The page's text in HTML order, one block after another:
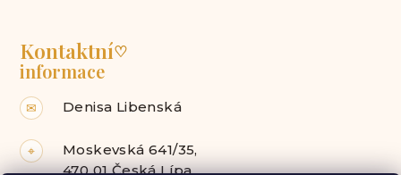
Kontaktní♡
informace
✉ Denisa Libenská
⌖
Moskevská 641/35,
470 01 Česká Lípa